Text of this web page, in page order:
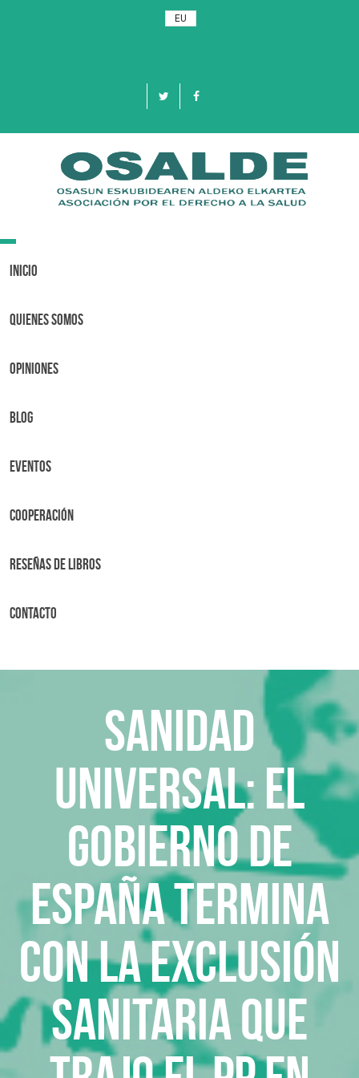
EU
Toggle
Inicio
Quienes Somos
OPINIONES
BLOG
Eventos
Cooperación
Reseñas de libros
Contacto
Sanidad
Universal: El
gobierno de
España termina
con la exclusión
sanitaria que